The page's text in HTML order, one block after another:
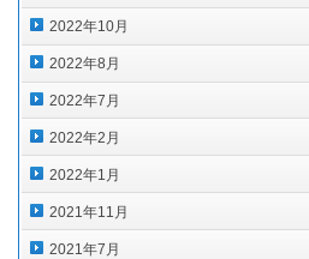
2022年10月
2022年8月
2022年7月
2022年2月
2022年1月
2021年11月
2021年7月